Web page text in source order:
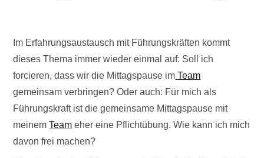
Im Erfahrungsaustausch mit Führungskräften kommt
dieses Thema immer wieder einmal auf: Soll ich
forcieren, dass wir die Mittagspause im Team
gemeinsam verbringen? Oder auch: Für mich als
Führungskraft ist die gemeinsame Mittagspause mit
meinemTeam eher eine Pflichtübung. Wie kann ich mich
davon frei machen?